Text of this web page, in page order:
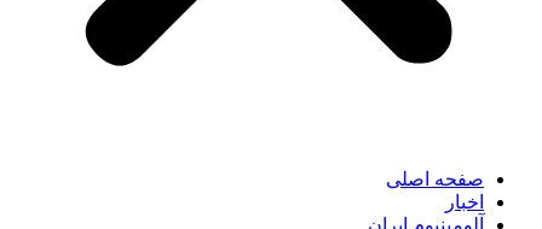
صفحه اصلی
اخبار
آلومینیوم ایران